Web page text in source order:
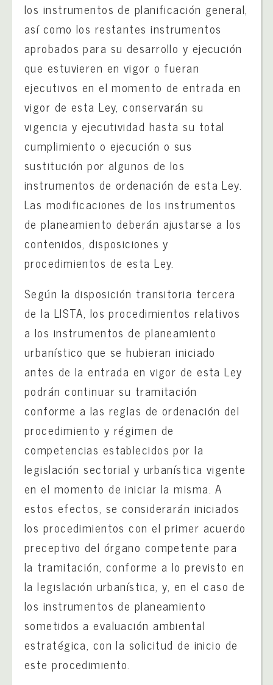
los instrumentos de planificación general,
así como los restantes instrumentos
aprobados para su desarrollo y ejecución
que estuvieren en vigor o fueran
ejecutivos en el momento de entrada en
vigor de esta Ley, conservarán su
vigencia y ejecutividad hasta su total
cumplimiento o ejecución o sus
sustitución por algunos de los
instrumentos de ordenación de esta Ley.
Las modificaciones de los instrumentos
de planeamiento deberán ajustarse a los
contenidos, disposiciones y
procedimientos de esta Ley.
Según la disposición transitoria tercera
de la LISTA, los procedimientos relativos
a los instrumentos de planeamiento
urbanístico que se hubieran iniciado
antes de la entrada en vigor de esta Ley
podrán continuar su tramitación
conforme a las reglas de ordenación del
procedimiento y régimen de
competencias establecidos por la
legislación sectorial y urbanística vigente
en el momento de iniciar la misma. A
estos efectos, se considerarán iniciados
los procedimientos con el primer acuerdo
preceptivo del órgano competente para
la tramitación, conforme a lo previsto en
la legislación urbanística, y, en el caso de
los instrumentos de planeamiento
sometidos a evaluación ambiental
estratégica, con la solicitud de inicio de
este procedimiento.